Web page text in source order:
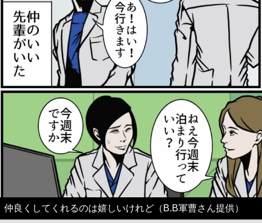
仲良くしてくれるのは嬉しいけれど（B.B軍曹さん提供）